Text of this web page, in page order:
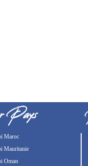
Maroc
Mauritanie
Oman